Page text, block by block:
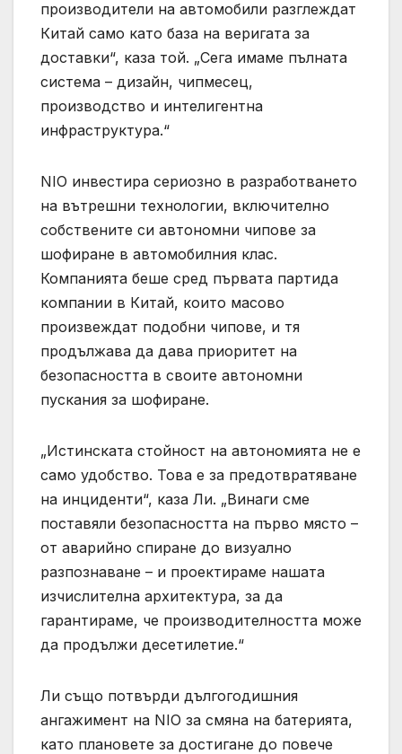
производители на автомобили разглеждат
Китай само като база на веригата за
доставки“, каза той. „Сега имаме пълната
система – дизайн, чипмесец,
производство и интелигентна
инфраструктура.“
NIO инвестира сериозно в разработването
на вътрешни технологии, включително
собствените си автономни чипове за
шофиране в автомобилния клас.
Компанията беше сред първата партида
компании в Китай, които масово
произвеждат подобни чипове, и тя
продължава да дава приоритет на
безопасността в своите автономни
пускания за шофиране.
„Истинската стойност на автономията не е
само удобство. Това е за предотвратяване
на инциденти“, каза Ли. „Винаги сме
поставяли безопасността на първо място –
от аварийно спиране до визуално
разпознаване – и проектираме нашата
изчислителна архитектура, за да
гарантираме, че производителността може
да продължи десетилетие.“
Ли също потвърди дългогодишния
ангажимент на NIO за смяна на батерията,
като плановете за достигане до повече